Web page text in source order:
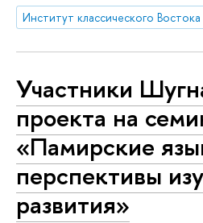
Участники
проекта на
«Памирские
перспективы
развития»